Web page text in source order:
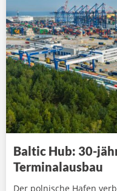
Baltic Hub: 30-
Terminalausbau
Der polnische Hafen